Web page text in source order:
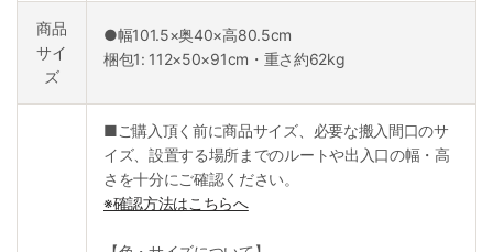
商品
サイ
ズ
●幅101.5×奥40×高80.5cm
梱包1: 112×50×91cm・重さ約62kg
■ご購入頂く前に商品サイズ、必要な搬入間口のサ
イズ、設置する場所までのルートや出入口の幅・高
さを十分にご確認ください。
※確認方法はこちらへ